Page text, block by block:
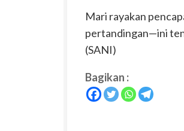
Mari rayakan
pertandingan—ini
(SANI)
Bagikan :